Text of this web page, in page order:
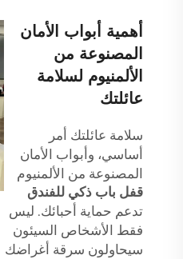
أهمية أبواب الأمان
المصنوعة من
الألمنيوم لسلامة
عائلتك
سلامة عائلتك أمر
أساسي، وأبواب الأمان
المصنوعة من الألمنيوم
قفل باب ذكي للفندق
تدعم حماية أحبائك. ليس
فقط الأشخاص السيئون
سيحاولون سرقة أغراضك